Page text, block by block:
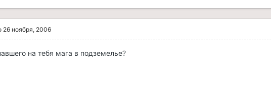
26 ноября, 2006
на тебя мага в подземелье?